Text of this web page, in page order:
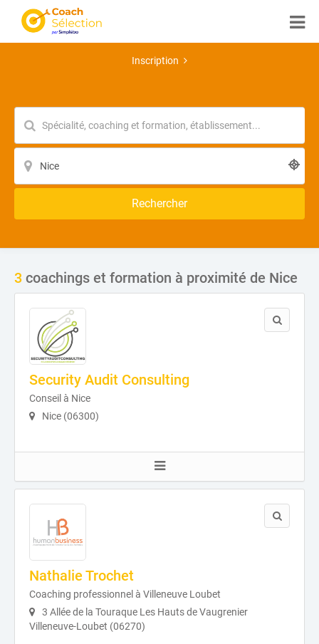
Inscription
Rechercher
3 coachings et formation à proximité de Nice
Security Audit Consulting
Conseil à Nice
Nice (06300)
Nathalie Trochet
Coaching professionnel à Villeneuve Loubet
3 Allée de la Touraque Les Hauts de Vaugrenier
Villeneuve-Loubet (06270)